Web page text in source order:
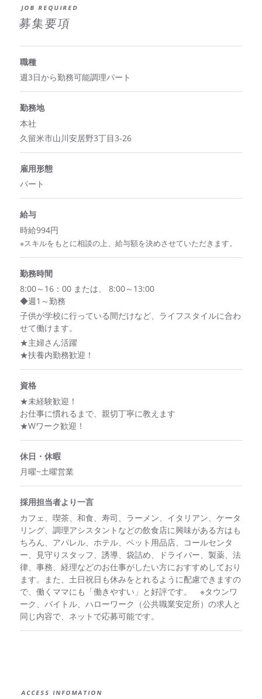
JOB REQUIRED
募集要項
職種
週3日から勤務可能調理パート
勤務地
本社
久留米市山川安居野3丁目3-26
雇用形態
パート
給与
時給994円
※スキルをもとに相談の上、給与額を決めさせていただきます。
勤務時間
8:00～16：00 または、 8:00～13:00
◆週1～勤務
子供が学校に行っている間だけなど、ライフスタイルに合わ
せて働けます。
★主婦さん活躍
★扶養内勤務歓迎！
資格
★未経験歓迎！
お仕事に慣れるまで、親切丁寧に教えます
★Wワーク歓迎！
休日・休暇
月曜~土曜営業
採用担当者より一言
カフェ、喫茶、和食、寿司、ラーメン、イタリアン、ケータ
リング、調理アシスタントなどの飲食店に興味がある方はも
ちろん、アパレル、ホテル、ペット用品店、コールセンタ
ー、見守りスタッフ、誘導、袋詰め、ドライバー、製薬、法
律、事務、経理などのお仕事がしたい方におすすめしており
ます。また、土日祝日も休みをとれるように配慮できますの
で、働くママにも「働きやすい」と好評です。 ※タウンワ
ーク、バイトル、ハローワーク（公共職業安定所）の求人と
同じ内容で、ネットで応募可能です。
ACCESS INFOMATION